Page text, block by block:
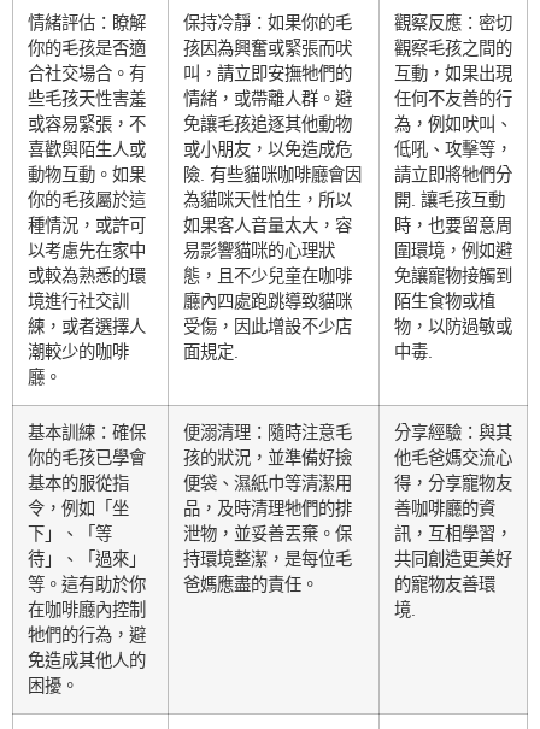
情緒評估：瞭解
你的毛孩是否適
合社交場合。有
些毛孩天性害羞
或容易緊張，不
喜歡與陌生人或
動物互動。如果
你的毛孩屬於這
種情況，或許可
以考慮先在家中
或較為熟悉的環
境進行社交訓
練，或者選擇人
潮較少的咖啡
廳。
保持冷靜：如果你的毛
孩因為興奮或緊張而吠
叫，請立即安撫牠們的
情緒，或帶離人群。避
免讓毛孩追逐其他動物
或小朋友，以免造成危
險. 有些貓咪咖啡廳會因
為貓咪天性怕生，所以
如果客人音量太大，容
易影響貓咪的心理狀
態，且不少兒童在咖啡
廳內四處跑跳導致貓咪
受傷，因此增設不少店
面規定.
觀察反應：密切
觀察毛孩之間的
互動，如果出現
任何不友善的行
為，例如吠叫、
低吼、攻擊等，
請立即將牠們分
開. 讓毛孩互動
時，也要留意周
圍環境，例如避
免讓寵物接觸到
陌生食物或植
物，以防過敏或
中毒.
基本訓練：確保
你的毛孩已學會
基本的服從指
令，例如「坐
下」、「等
待」、「過來」
等。這有助於你
在咖啡廳內控制
牠們的行為，避
免造成其他人的
困擾。
便溺清理：隨時注意毛
孩的狀況，並準備好撿
便袋、濕紙巾等清潔用
品，及時清理牠們的排
泄物，並妥善丟棄。保
持環境整潔，是每位毛
爸媽應盡的責任。
分享經驗：與其
他毛爸媽交流心
得，分享寵物友
善咖啡廳的資
訊，互相學習，
共同創造更美好
的寵物友善環
境.